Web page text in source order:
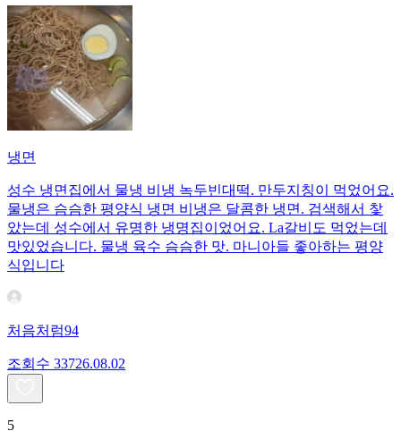
냉면
성수 냉면집에서 물냉 비냉 녹두빈대떡. 만두지칭이 먹었어요.
물냉은 슴슴한 평양식 냉면 비냉은 달콤한 냉면. 검색해서 찿
았는데 성수에서 유명한 냉명집이었어요. La갈비도 먹었는데
맛있었습니다. 물냉 육수 슴슴한 맛. 마니아들 좋아하는 평양
식입니다
처음처럼94
조회수 33726.08.02
5